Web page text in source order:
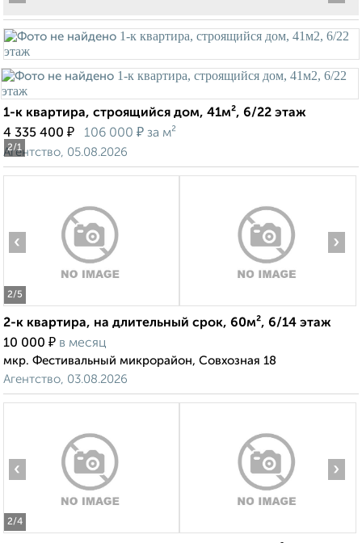
2/1
1-к квартира, строящийся дом, 41м², 6/22 этаж
4 335 400 ₽ 106 000 ₽ за м²
Агентство, 05.08.2026
2/5
‹ ›
2-к квартира, на длительный срок, 60м², 6/14 этаж
10 000 ₽ в месяц
мкр. Фестивальный микрорайон, Совхозная 18
Агентство, 03.08.2026
2/4
‹ ›